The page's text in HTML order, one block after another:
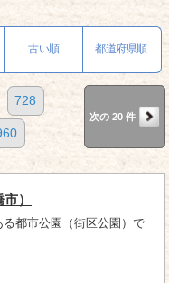
古い順 都道府県順
728
次の 20 件
）
都市公園（街区公園）で